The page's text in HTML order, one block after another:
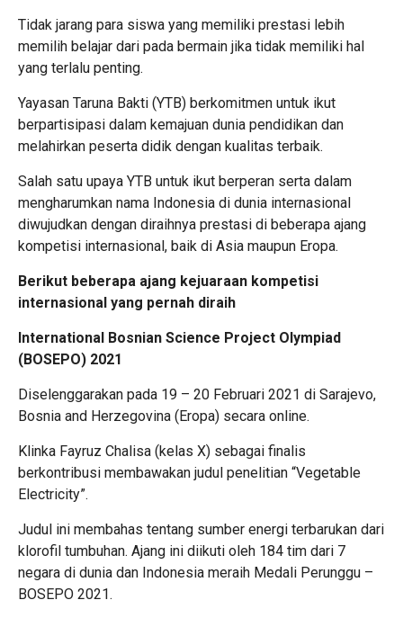
Tidak jarang para siswa yang memiliki prestasi lebih
memilih belajar dari pada bermain jika tidak memiliki hal
yang terlalu penting.
Yayasan Taruna Bakti (YTB) berkomitmen untuk ikut
berpartisipasi dalam kemajuan dunia pendidikan dan
melahirkan peserta didik dengan kualitas terbaik.
Salah satu upaya YTB untuk ikut berperan serta dalam
mengharumkan nama Indonesia di dunia internasional
diwujudkan dengan diraihnya prestasi di beberapa ajang
kompetisi internasional, baik di Asia maupun Eropa.
Berikut beberapa ajang kejuaraan kompetisi
internasional yang pernah diraih
International Bosnian Science Project Olympiad
(BOSEPO) 2021
Diselenggarakan pada 19 – 20 Februari 2021 di Sarajevo,
Bosnia and Herzegovina (Eropa) secara online.
Klinka Fayruz Chalisa (kelas X) sebagai finalis
berkontribusi membawakan judul penelitian “Vegetable
Electricity”.
Judul ini membahas tentang sumber energi terbarukan dari
klorofil tumbuhan. Ajang ini diikuti oleh 184 tim dari 7
negara di dunia dan Indonesia meraih Medali Perunggu –
BOSEPO 2021.